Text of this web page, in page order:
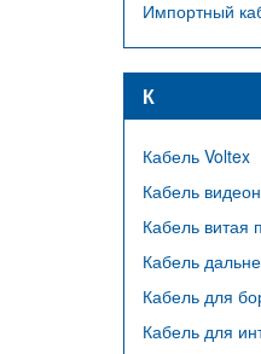
Импортный
К
Кабель Voltex
Кабель
Кабель витая
Кабель
Кабель для
Кабель для